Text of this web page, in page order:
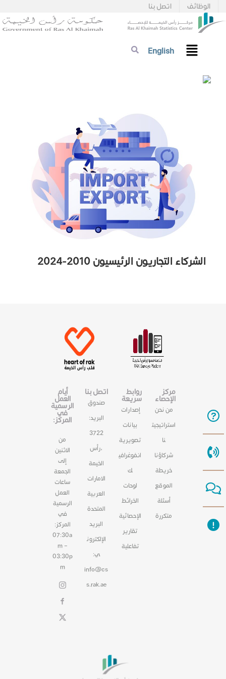
اتصل بنا الوظائف
English
الشركاء التجاريون الرئيسيون 2010-2024
مركز
الإحصاء
من نحن
استراتيجيت
نا
شركاؤنا
خريطة
الموقع
أسئلة
متكررة
روابط
سريعة
إصدارات
بيانات
تصويرية
انفوغرافي
ك
لوحات
الخرائط
الإحصائية
تقارير
تفاعلية
اتصل بنا
صندوق
البريد:
3722
،رأس
الخيمة
الامارات
العربية
المتحدة
البريد
الإلكترون
ي:
info@cs
s.rak.ae
أيام
العمل
الرسمية
في
المركز:
من
الاثنين
إلى
الجمعة
ساعات
العمل
الرسمية
في
المركز:
07:30a
m –
03:30p
m